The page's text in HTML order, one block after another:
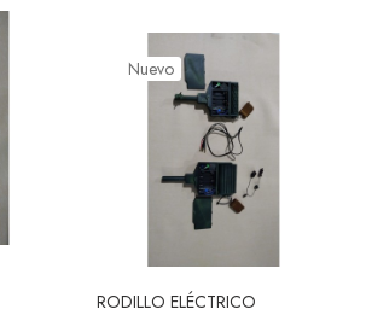
Nuevo
RODILLO ELÉCTRICO